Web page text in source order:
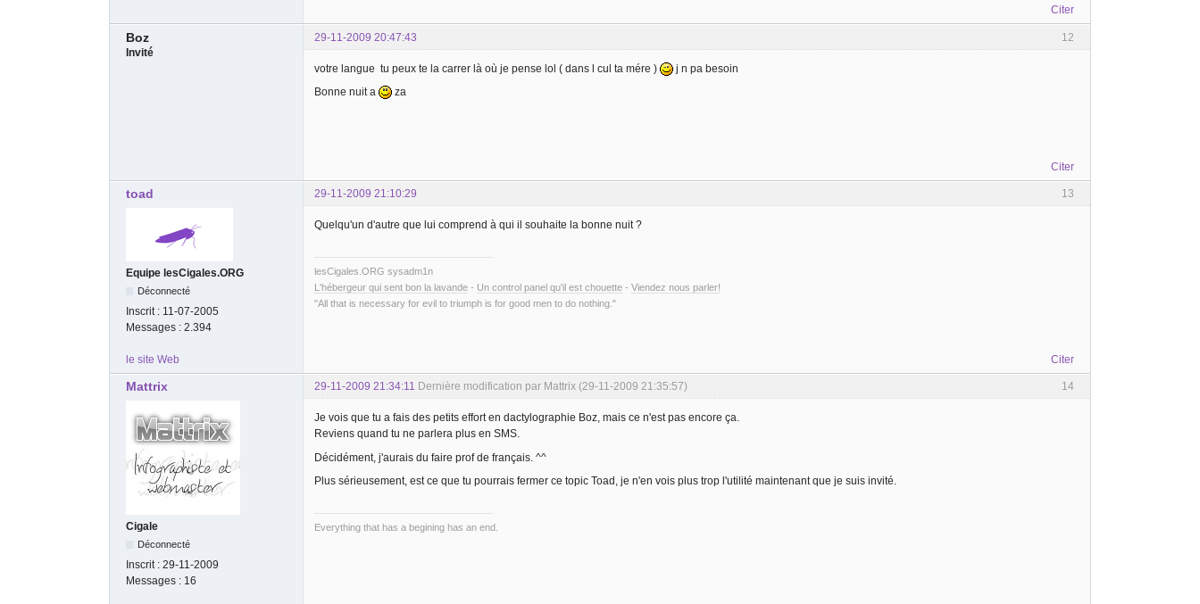
Citer
12
Boz
29-11-2009 20:47:43
Invité
votre langue tu peux te la carrer là où je pense lol ( dans l cul ta mére )
j n pa besoin
Bonne nuit a
za
Citer
13
toad 29-11-2009 21:10:29
Equipe lesCigales.ORG
Déconnecté
Inscrit : 11-07-2005
Messages : 2.394
Quelqu'un d'autre que lui comprend à qui il souhaite la bonne nuit ?
lesCigales.ORG sysadm1n
L'hébergeur qui sent bon la lavande - Un control panel qu'il est chouette - Viendez nous parler!
"All that is necessary for evil to triumph is for good men to do nothing."
le site Web Citer
14
Mattrix 29-11-2009 21:34:11 Dernière modification par Mattrix (29-11-2009 21:35:57)
Cigale
Déconnecté
Inscrit : 29-11-2009
Messages : 16
Je vois que tu a fais des petits effort en dactylographie Boz, mais ce n'est pas encore ça.
Reviens quand tu ne parlera plus en SMS.
Décidément, j'aurais du faire prof de français. ^^
Plus sérieusement, est ce que tu pourrais fermer ce topic Toad, je n'en vois plus trop l'utilité maintenant que je suis invité.
Everything that has a begining has an end.